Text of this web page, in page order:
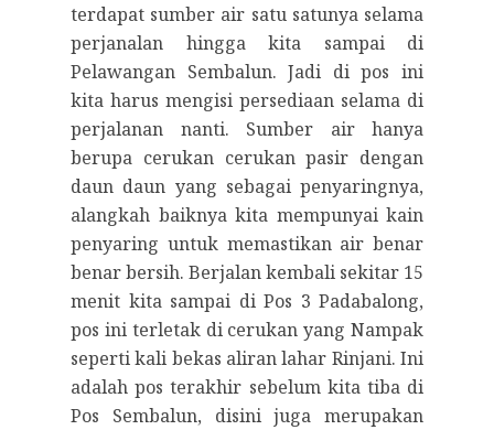
terdapat sumber air satu satunya selama
perjanalan hingga kita sampai di
Pelawangan Sembalun. Jadi di pos ini
kita harus mengisi persediaan selama di
perjalanan nanti. Sumber air hanya
berupa cerukan cerukan pasir dengan
daun daun yang sebagai penyaringnya,
alangkah baiknya kita mempunyai kain
penyaring untuk memastikan air benar
benar bersih. Berjalan kembali sekitar 15
menit kita sampai di Pos 3 Padabalong,
pos ini terletak di cerukan yang Nampak
seperti kali bekas aliran lahar Rinjani. Ini
adalah pos terakhir sebelum kita tiba di
Pos Sembalun, disini juga merupakan